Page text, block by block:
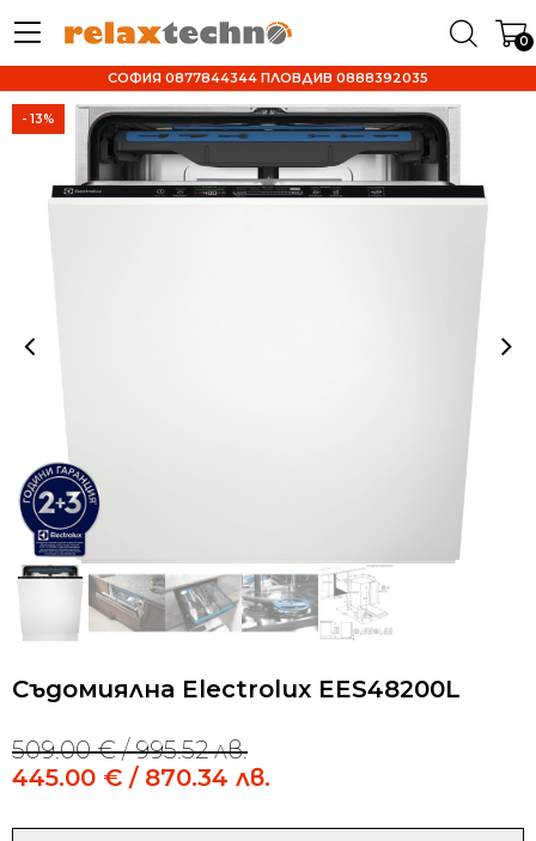
0
СОФИЯ 0877844344 ПЛОВДИВ 0888392035
- 13%
Съдомиялна Electrolux EES48200L
509.00€/ 995.52 лв.
Original
price
509.00 €
445.00 € / 870.34 лв.
Current
price
445.00 €